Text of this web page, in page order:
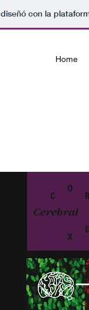
con la
Home